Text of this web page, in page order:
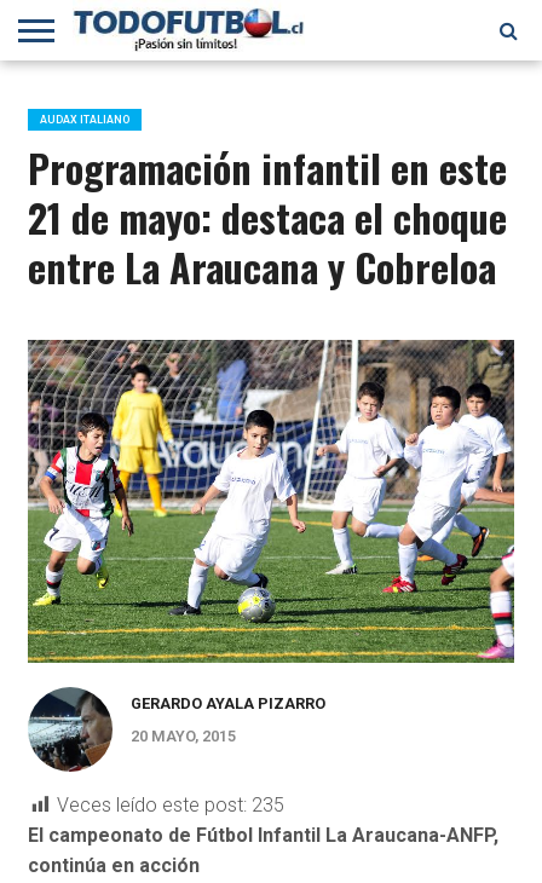
PRIMERA
B
SELECCIÓN
CHILENA
CHILENOS
EN EL
MUNDO
FÚTBOL
INTERNACIONAL
AUDAX ITALIANO
Programación infantil en este
21 de mayo: destaca el choque
entre La Araucana y Cobreloa
GERARDO AYALA PIZARRO
20 MAYO, 2015
Veces leído este post: 235
El campeonato de Fútbol Infantil La Araucana-ANFP,
continúa en acción